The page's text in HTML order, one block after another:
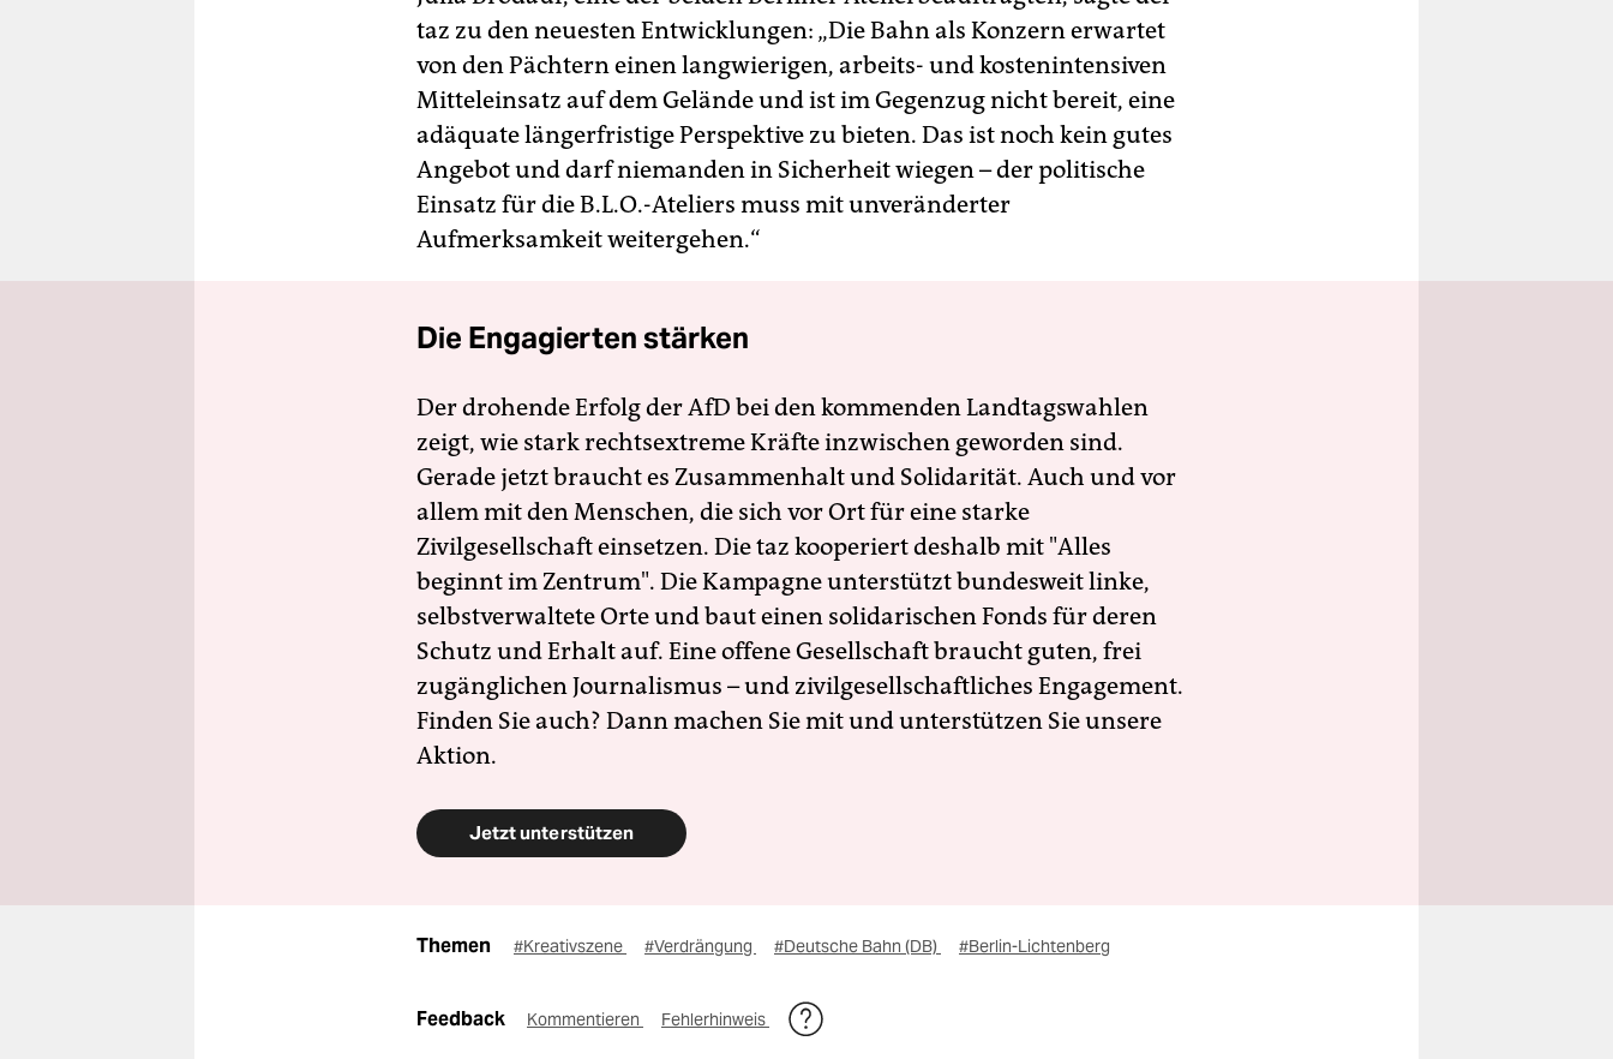
taz zu den neuesten Entwicklungen: „Die Bahn als Konzern erwartet
von den Pächtern einen langwierigen, arbeits- und kostenintensiven
Mitteleinsatz auf dem Gelände und ist im Gegenzug nicht bereit, eine
adäquate längerfristige Perspektive zu bieten. Das ist noch kein gutes
Angebot und darf niemanden in Sicherheit wiegen – der politische
Einsatz für die B.L.O.-Ateliers muss mit unveränderter
Aufmerksamkeit weitergehen.“
Die Engagierten stärken
Der drohende Erfolg der AfD bei den kommenden Landtagswahlen
zeigt, wie stark rechtsextreme Kräfte inzwischen geworden sind.
Gerade jetzt braucht es Zusammenhalt und Solidarität. Auch und vor
allem mit den Menschen, die sich vor Ort für eine starke
Zivilgesellschaft einsetzen. Die taz kooperiert deshalb mit "Alles
beginnt im Zentrum". Die Kampagne unterstützt bundesweit linke,
selbstverwaltete Orte und baut einen solidarischen Fonds für deren
Schutz und Erhalt auf. Eine offene Gesellschaft braucht guten, frei
zugänglichen Journalismus – und zivilgesellschaftliches Engagement.
Finden Sie auch? Dann machen Sie mit und unterstützen Sie unsere
Aktion.
Jetzt unterstützen
Themen #Kreativszene #Verdrängung #Deutsche Bahn (DB) #Berlin-Lichtenberg
Feedback Kommentieren Fehlerhinweis